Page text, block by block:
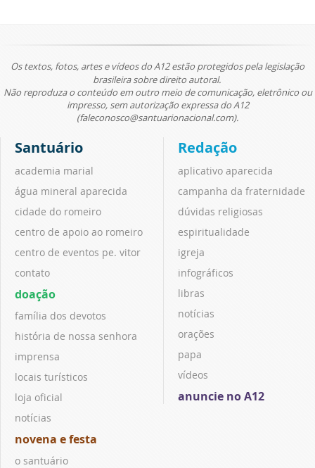
Os textos, fotos, artes e vídeos do A12 estão protegidos pela legislação
brasileira sobre direito autoral.
Não reproduza o conteúdo em outro meio de comunicação, eletrônico ou
impresso, sem autorização expressa do A12
(faleconosco@santuarionacional.com).
Santuário
academia marial
água mineral aparecida
cidade do romeiro
centro de apoio ao romeiro
centro de eventos pe. vitor
contato
doação
família dos devotos
história de nossa senhora
imprensa
locais turísticos
loja oficial
notícias
novena e festa
o santuário
Redação
aplicativo aparecida
campanha da fraternidade
dúvidas religiosas
espiritualidade
igreja
infográficos
libras
notícias
orações
papa
vídeos
anuncie no A12